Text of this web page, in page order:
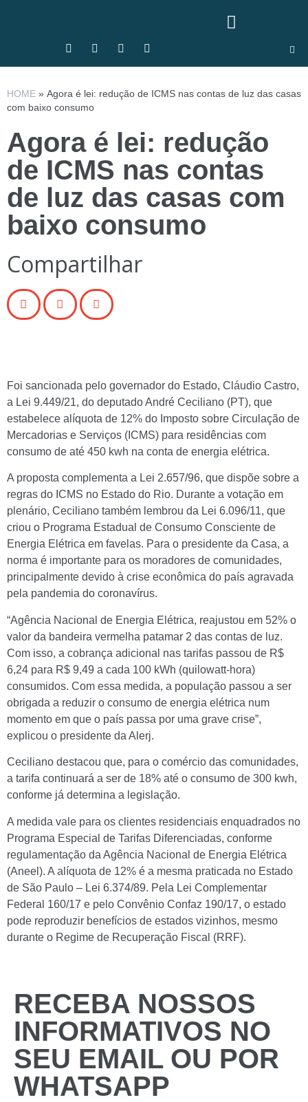
HOME » Agora é lei: redução de ICMS nas contas de luz das casas
com baixo consumo
Agora é lei: redução
de ICMS nas contas
de luz das casas com
baixo consumo
Compartilhar
Foi sancionada pelo governador do Estado, Cláudio Castro,
a Lei 9.449/21, do deputado André Ceciliano (PT), que
estabelece alíquota de 12% do Imposto sobre Circulação de
Mercadorias e Serviços (ICMS) para residências com
consumo de até 450 kwh na conta de energia elétrica.
A proposta complementa a Lei 2.657/96, que dispõe sobre a
regras do ICMS no Estado do Rio. Durante a votação em
plenário, Ceciliano também lembrou da Lei 6.096/11, que
criou o Programa Estadual de Consumo Consciente de
Energia Elétrica em favelas. Para o presidente da Casa, a
norma é importante para os moradores de comunidades,
principalmente devido à crise econômica do país agravada
pela pandemia do coronavírus.
“Agência Nacional de Energia Elétrica, reajustou em 52% o
valor da bandeira vermelha patamar 2 das contas de luz.
Com isso, a cobrança adicional nas tarifas passou de R$
6,24 para R$ 9,49 a cada 100 kWh (quilowatt-hora)
consumidos. Com essa medida, a população passou a ser
obrigada a reduzir o consumo de energia elétrica num
momento em que o país passa por uma grave crise”,
explicou o presidente da Alerj.
Ceciliano destacou que, para o comércio das comunidades,
a tarifa continuará a ser de 18% até o consumo de 300 kwh,
conforme já determina a legislação.
A medida vale para os clientes residenciais enquadrados no
Programa Especial de Tarifas Diferenciadas, conforme
regulamentação da Agência Nacional de Energia Elétrica
(Aneel). A alíquota de 12% é a mesma praticada no Estado
de São Paulo – Lei 6.374/89. Pela Lei Complementar
Federal 160/17 e pelo Convênio Confaz 190/17, o estado
pode reproduzir benefícios de estados vizinhos, mesmo
durante o Regime de Recuperação Fiscal (RRF).
RECEBA NOSSOS
INFORMATIVOS NO
SEU EMAIL OU POR
WHATSAPP